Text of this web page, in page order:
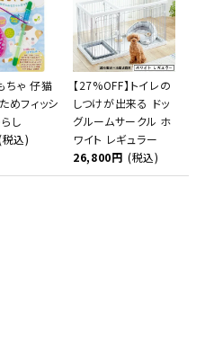
ちゃ 仔猫
めフィッシ
し
込)
【27%OFF】トイレの
しつけが出来る ドッ
グルームサークル ホ
ワイト レギュラー
26,800円 (税込)